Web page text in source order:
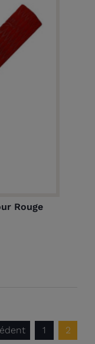
Rouge
1 2